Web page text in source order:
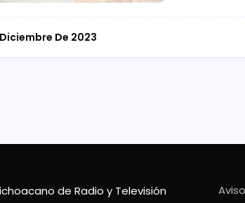
Diciembre De 2023
de Radio y Televisión